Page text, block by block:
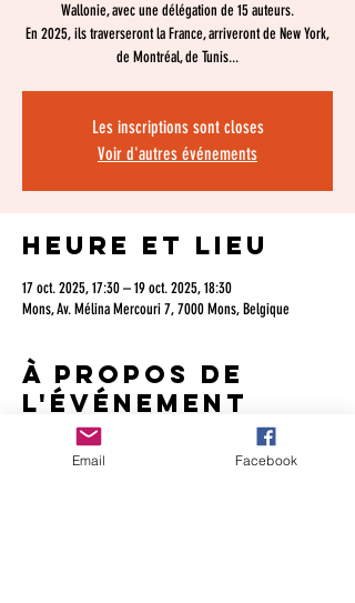
Wallonie, avec une délégation de 15 auteurs.
En 2025, ils traverseront la France, arriveront de New York,
de Montréal, de Tunis...
Les inscriptions sont closes
Voir d'autres événements
Heure et lieu
17 oct. 2025, 17:30 – 19 oct. 2025, 18:30
Mons, Av. Mélina Mercouri 7, 7000 Mons, Belgique
À propos de
l'événement
En 2025,  Rencontre des Auteurs Francophones reviendra
pour la 4e année consécutive au Salon du Livre de
Email Facebook